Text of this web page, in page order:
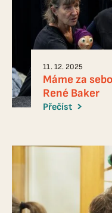
11. 12. 2025
Máme za
René Baker
Přečíst